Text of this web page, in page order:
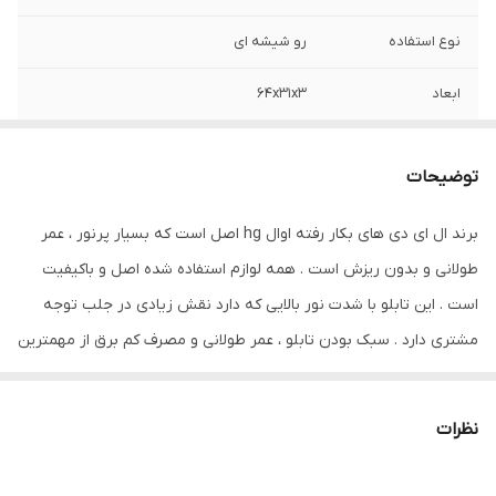
نوع استفاده رو شیشه ای
ابعاد 64x31x3
توضیحات
برند ال ای دی های بکار رفته اوال hg اصل است که بسیار پرنور ، عمر
طولانی و بدون ریزش است . همه لوازم استفاده شده اصل و باکیفیت
است . این تابلو با شدت نور بالایی که دارد نقش زیادی در جلب توجه
مشتری دارد . سبک بودن تابلو ، عمر طولانی و مصرف کم برق از مهمترین
می شود .
نظرات